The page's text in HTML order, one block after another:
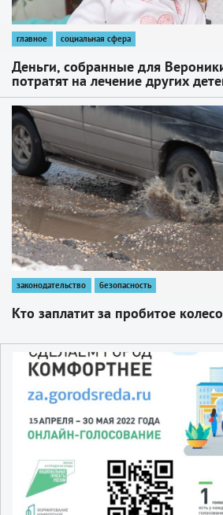
главное социальная сфера
Деньги, собранные для
потратят на лечение других
1
законодательство безопасность
Кто заплатит за пробитое